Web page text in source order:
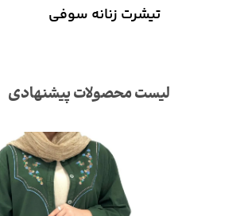
تیشرت زنانه سوفی
لیست محصولات پیشنهادی